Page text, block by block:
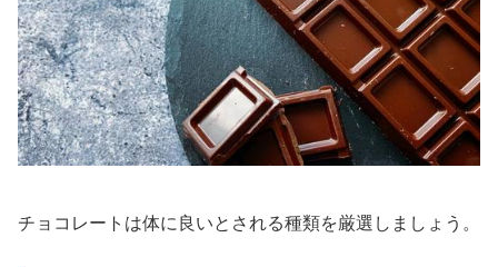
チョコレートは体に良いとされる種類を厳選しましょう。